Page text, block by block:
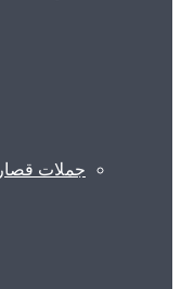
جملات قصار